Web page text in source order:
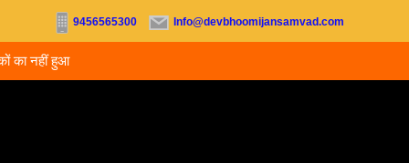
9456565300 Info@devbhoomijansamvad.com
का नहीं हुआ
आपसी सहमति से होगा मुकदमों का निस्तारण